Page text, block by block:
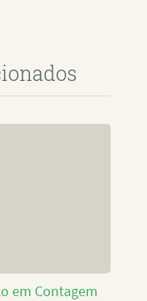
em Contagem